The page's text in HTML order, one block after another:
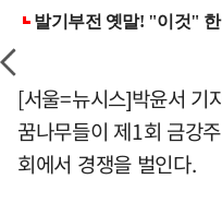
[서울=뉴시스]박윤서 기
꿈나무들이 제1회 금강
회에서 경쟁을 벌인다.